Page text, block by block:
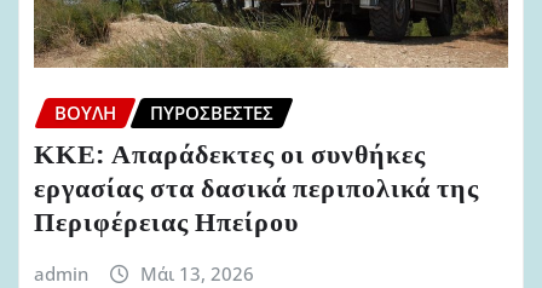
ΒΟΥΛΉ ΠΥΡΟΣΒΈΣΤΕΣ
ΚΚΕ: Απαράδεκτες οι συνθήκες
εργασίας στα δασικά περιπολικά της
Περιφέρειας Ηπείρου
admin Μάι 13, 2026